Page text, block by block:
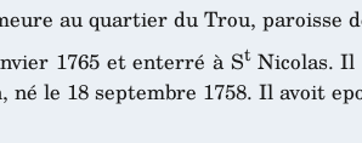
au quartier du Trou, paroisse
1765 et enterré à StNicolas. Il
né le 18 septembre 1758. Il avoit